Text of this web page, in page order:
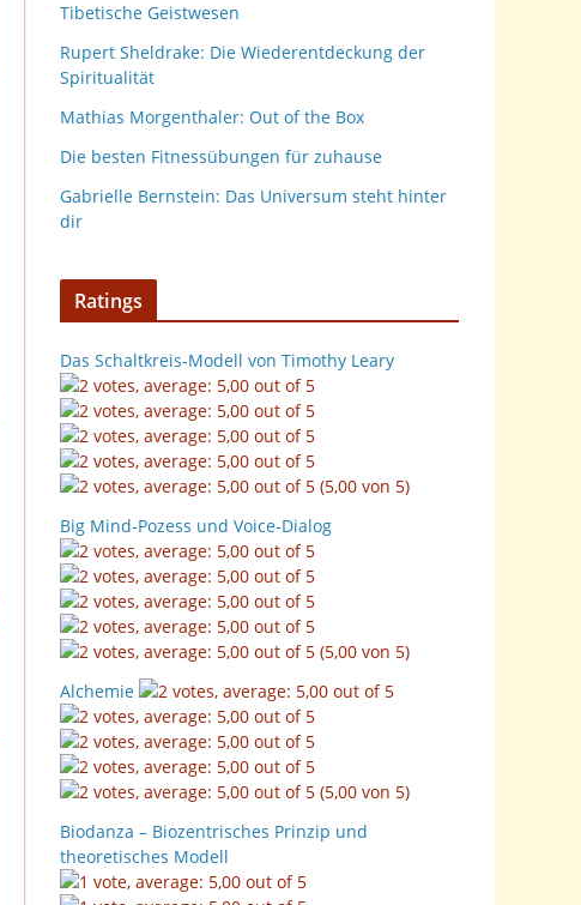
Tibetische Geistwesen
Rupert Sheldrake: Die Wiederentdeckung der
Spiritualität
Mathias Morgenthaler: Out of the Box
Die besten Fitnessübungen für zuhause
Gabrielle Bernstein: Das Universum steht hinter
dir
Ratings
Das Schaltkreis-Modell von Timothy Leary
(5,00 von 5)
Big Mind-Pozess und Voice-Dialog
(5,00 von 5)
Alchemie
(5,00 von 5)
Biodanza – Biozentrisches Prinzip und
theoretisches Modell